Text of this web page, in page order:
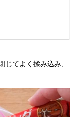
てよく揉み込み、